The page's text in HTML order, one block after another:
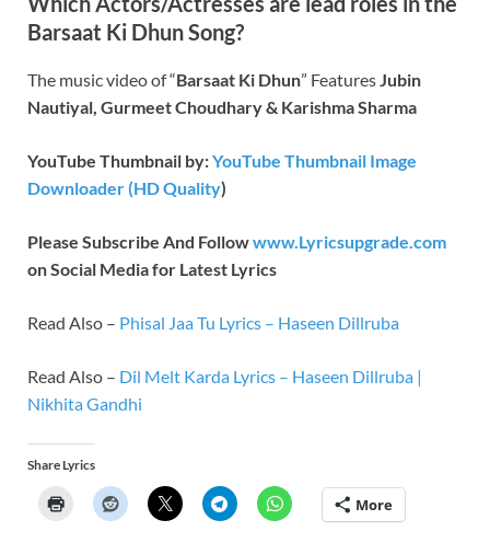
Barsaat Ki Dhun Song?
The music video of “Barsaat Ki Dhun” FeaturesJubin
Nautiyal, Gurmeet Choudhary & Karishma Sharma
YouTube Thumbnail by:YouTube Thumbnail Image
Downloader (HD Quality)
Please Subscribe And Followwww.Lyricsupgrade.com
on Social Media for Latest Lyrics
Read Also – Phisal Jaa Tu Lyrics – Haseen Dillruba
Read Also – Dil Melt Karda Lyrics – Haseen Dillruba |
Nikhita Gandhi
Share Lyrics
More